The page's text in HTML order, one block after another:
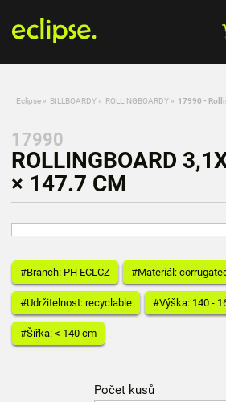
Eclipse » BILLBOARDY » ROLLINGBOARDY » 17990 -
17990
ROLLINGBOARD
× 147.7 CM
#Branch: PH ECLCZ #Materiál:
#Udržitelnost: recyclable #Výška: 140 -
#Šířka: < 140 cm
Počet kusů